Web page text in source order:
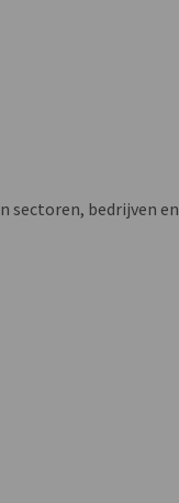
sectoren, bedrijven en